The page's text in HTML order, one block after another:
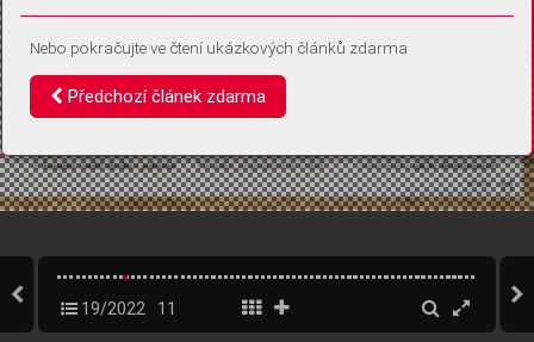
19/2022 11
Nebo pokračujte ve čtení ukázkových článků zdarma
Předchozí článek zdarma